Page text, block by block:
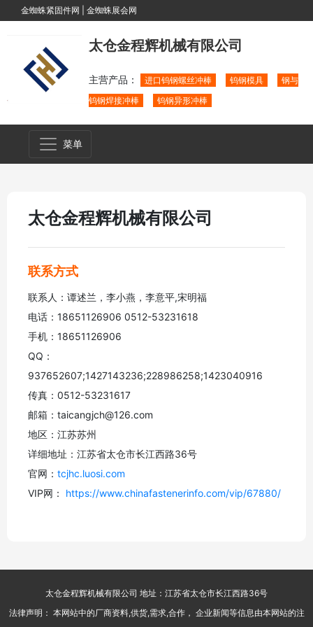
金蜘蛛紧固件网 金蜘蛛展会网
太仓金程辉机械有限公司
主营产品： 进口钨钢螺丝冲棒 钨钢模具
钢与
钨钢焊接冲棒
钨钢异形冲棒
菜单
太仓金程辉机械有限公司
联系方式
联系人：谭述兰，李小燕，李意平,宋明福
电话：18651126906 0512-53231618
手机：18651126906
QQ：
937652607;1427143236;228986258;1423040916
传真：0512-53231617
邮箱：taicangjch@126.com
地区：江苏苏州
详细地址：江苏省太仓市长江西路36号
官网： tcjhc.luosi.com
VIP网：
https://www.chinafastenerinfo.com/vip/67880/
太仓金程辉机械有限公司 地址：江苏省太仓市长江西路36号
法律声明： 本网站中的厂商资料,供货,需求,合作， 企业新闻等信息由本网站的注